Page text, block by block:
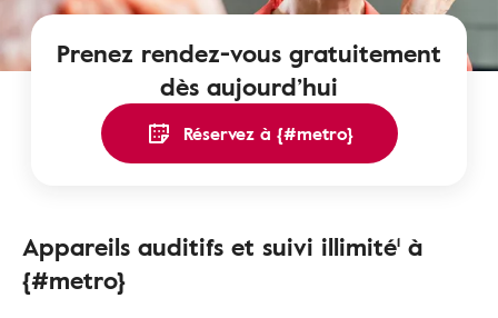
Prenez rendez-vous gratuitement
dès aujourd’hui
Réservez à {#metro}
Appareils auditifs et suivi illimité¹ à
{#metro}